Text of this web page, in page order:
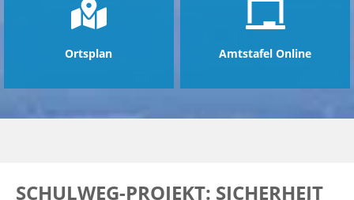
Ortsplan Amtstafel Online
SCHULWEG-PROJEKT: SICHERHEIT